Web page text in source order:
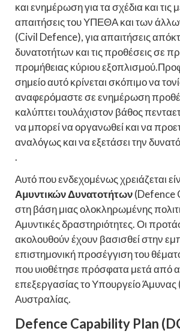
και ενημέρωση για τα σχέδια και τις
απαιτήσεις του ΥΠΕΘΑ και των
(Civil Defence), για απαιτήσεις
δυνατοτήτων και τις προθέσεις σε
προμήθειας κύριου
σημείο αυτό κρίνεται σκόπιμο να
αναφερόμαστε σε ενημέρωση
καλύπτει τουλάχιστον βάθος
να μπορεί να οργανωθεί και να
αναλόγως και να εξετάσει την
.
Αυτό που ενδεχομένως χρειάζεται
Αμυντικών Δυνατοτήτων(Defence
στη βάση μιας ολοκληρωμένης
Αμυντικές δραστηριότητες. Οι
ακολουθούν έχουν βασισθεί στην
επιστημονική προσέγγιση του
που υιοθέτησε πρόσφατα μετά από
επεξεργασίας το Υπουργείο
Αυστραλίας.
Defence Capability Plan